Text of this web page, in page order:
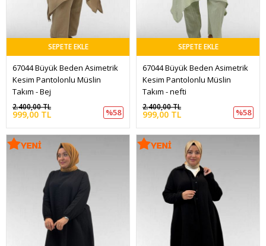
SEPETE EKLE
67044 Büyük Beden Asimetrik
Kesim Pantolonlu Müslin
Takım - Bej
999,00 TL
2.400,00 TL
%58
SEPETE EKLE
67044 Büyük Beden Asimetrik
Kesim Pantolonlu Müslin
Takım - nefti
999,00 TL
2.400,00 TL
%58